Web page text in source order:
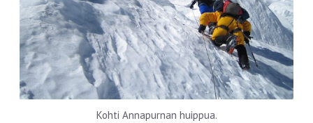
Kohti Annapurnan huippua.